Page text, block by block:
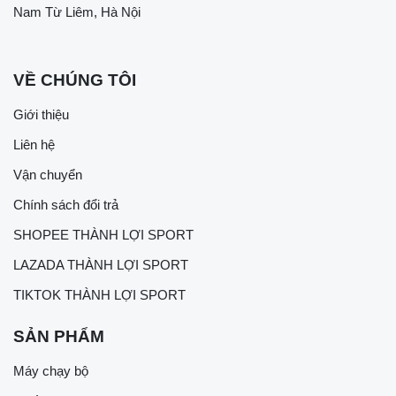
Nam Từ Liêm, Hà Nội
VỀ CHÚNG TÔI
Giới thiệu
Liên hệ
Vận chuyển
Chính sách đổi trả
SHOPEE THÀNH LỢI SPORT
LAZADA THÀNH LỢI SPORT
TIKTOK THÀNH LỢI SPORT
SẢN PHẨM
Máy chạy bộ